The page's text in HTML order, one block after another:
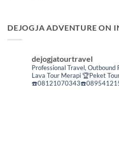
DEJOGJA ADVENTURE ON
dejogjatourtravel
Professional Travel, Outbound
Lava Tour Merapi🏆Peket